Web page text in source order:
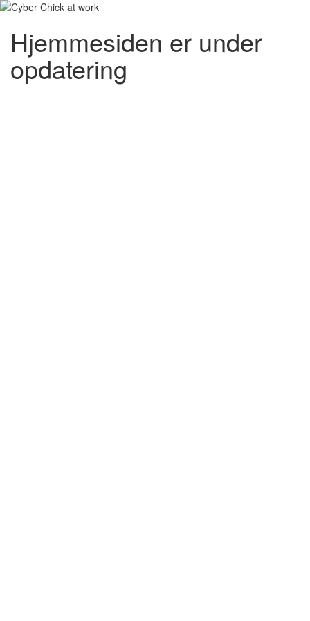
Hjemmesiden er under
opdatering